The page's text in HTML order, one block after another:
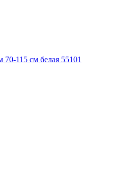
115 см белая 55101